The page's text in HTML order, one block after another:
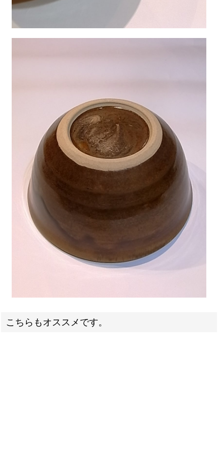
こちらもオススメです。